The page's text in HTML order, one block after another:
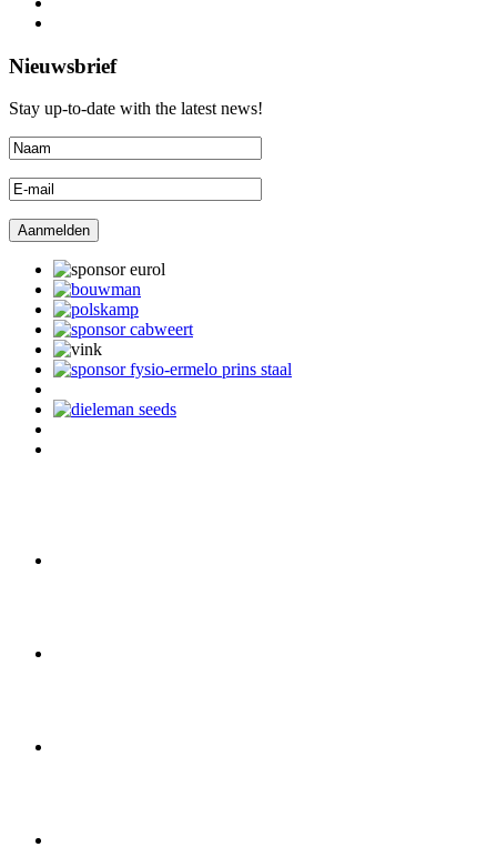
Nieuwsbrief
Stay up-to-date with the latest news!